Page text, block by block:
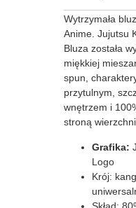
Wytrzymała
Anime. Jujutsu
Bluza została
miękkiej
spun,
przytulnym,
wnętrzem i
stroną
Grafika:
Logo
Krój:
Skład: